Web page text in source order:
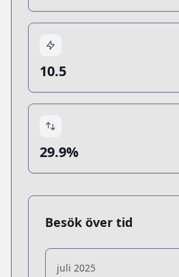
10.5
29.9%
Besök över tid
juli 2025